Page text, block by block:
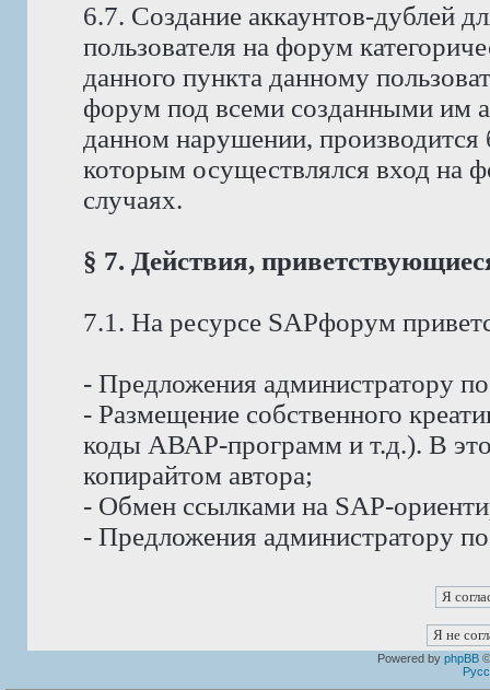
6.7. Создание аккаунтов-дублей
пользователя на форум
данного пункта данному
форум под всеми созданными им
данном нарушении, производится
которым осуществлялся вход на
случаях.
§ 7. Действия,
7.1. На ресурсе SAPфорум
- Предложения администратору
- Размещение собственного
коды АВАР-программ и т.д.). В
копирайтом автора;
- Обмен ссылками на SAP-
- Предложения администратору
Powered by phpBB